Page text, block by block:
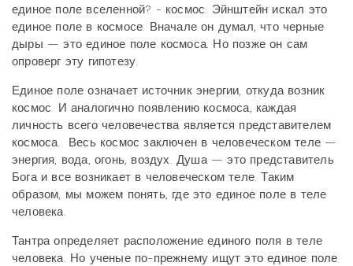
единое поле вселенной? - космос. Эйнштейн искал это
единое поле в космосе. Вначале он думал, что черные
дыры — это единое поле космоса. Но позже он сам
опроверг эту гипотезу.
Единое поле означает источник энергии, откуда возник
космос. И аналогично появлению космоса, каждая
личность всего человечества является представителем
космоса. Весь космос заключен в человеческом теле —
энергия, вода, огонь, воздух. Душа — это представитель
Бога и все возникает в человеческом теле. Таким
образом, мы можем понять, где это единое поле в теле
человека.
Тантра определяет расположение единого поля в теле
человека. Но ученые по-прежнему ищут это единое поле